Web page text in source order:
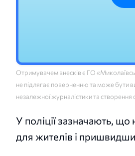
Отримувачем внесків є ГО
не підлягає поверненню та може бути
незалежної журналістики та
У поліції зазначають,
для жителів і